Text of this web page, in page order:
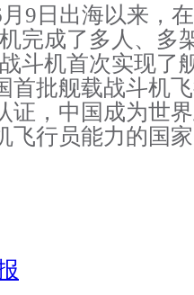
日出海以来，在
完成了多人、多
斗机首次实现了
首批舰载战斗机
证，中国成为世
飞行员能力的国